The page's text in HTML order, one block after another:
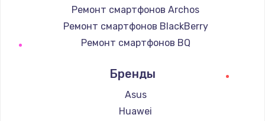
Ремонт смартфонов Archos
Ремонт смартфонов BlackBerry
Ремонт смартфонов BQ
Ремонт смартфонов Digma
Ремонт смартфонов Ginzzu
Ремонт смартфонов Highscreen
Бренды
Asus
Huawei